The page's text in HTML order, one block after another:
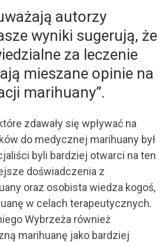
autorzy
wyniki sugerują, że
za leczenie
mieszane opinie na
marihuany”.
zdawały się wpływać na
do medycznej marihuany był
byli bardziej otwarci na ten
doświadczenia z
oraz osobista wiedza kogoś,
w celach terapeutycznych.
Wybrzeża również
marihuanę jako bardziej